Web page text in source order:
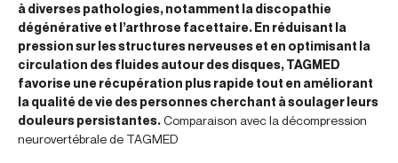
à diverses pathologies, notamment la discopathie
dégénérative et l’arthrose facettaire. En réduisant la
pression sur les structures nerveuses et en optimisant la
circulation des fluides autour des disques, TAGMED
favorise une récupération plus rapide tout en améliorant
la qualité de vie des personnes cherchant à soulager leurs
douleurs persistantes.Comparaison avec la décompression
neurovertébrale de TAGMED